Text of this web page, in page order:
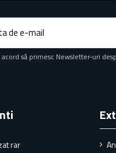
acord să primesc Newsletter-uri
rar